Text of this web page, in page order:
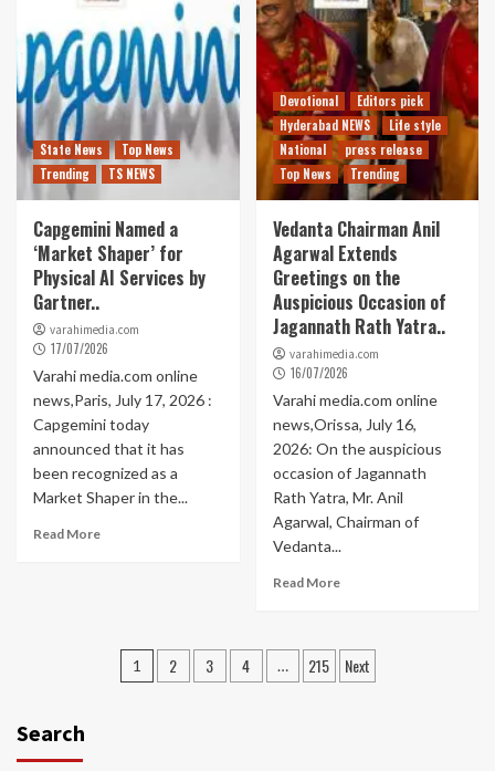
State News
Top News
Trending
TS NEWS
Capgemini Named a
‘Market Shaper’ for
Physical AI Services by
Gartner..
varahimedia.com
17/07/2026
Varahi media.com online
news,Paris, July 17, 2026 :
Capgemini today
announced that it has
been recognized as a
Market Shaper in the...
Read More
Devotional
Editors pick
Hyderabad NEWS
Life style
National
press release
Top News
Trending
Vedanta Chairman Anil
Agarwal Extends
Greetings on the
Auspicious Occasion of
Jagannath Rath Yatra..
varahimedia.com
16/07/2026
Varahi media.com online
news,Orissa, July 16,
2026: On the auspicious
occasion of Jagannath
Rath Yatra, Mr. Anil
Agarwal, Chairman of
Vedanta...
Read More
Posts
1 2 3 4 … 215 Next
Search